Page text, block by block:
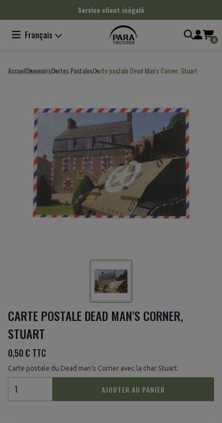
Service client inégalé
Français 0
AccueilSouvenirsCartes PostalesCarte postale Dead Man's Corner, Stuart
CARTE POSTALE DEAD MAN'S CORNER,
STUART
0,50 € TTC
Carte postale du Dead man's Corner avec la char Stuart.
AJOUTER AU PANIER